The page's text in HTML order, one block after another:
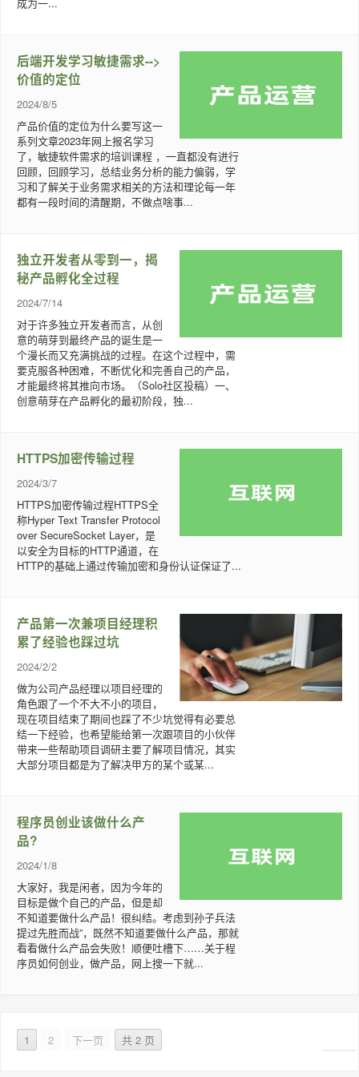
后端开发学习敏捷需求-->
价值的定位
2024/8/5
产品价值的定位为什么要写这一
系列文章2023年网上报名学习
了，敏捷软件需求的培训课程 ，一直都没有进行
回顾，回顾学习，总结业务分析的能力偏弱，学
习和了解关于业务需求相关的方法和理论每一年
都有一段时间的清醒期，不做点啥事...
独立开发者从零到一，揭
秘产品孵化全过程
2024/7/14
对于许多独立开发者而言，从创
意的萌芽到最终产品的诞生是一
个漫长而又充满挑战的过程。在这个过程中，需
要克服各种困难，不断优化和完善自己的产品，
才能最终将其推向市场。（Solo社区投稿）一、
创意萌芽在产品孵化的最初阶段，独...
HTTPS加密传输过程
2024/3/7
HTTPS加密传输过程HTTPS全
称Hyper Text Transfer Protocol
over SecureSocket Layer，是
以安全为目标的HTTP通道，在
HTTP的基础上通过传输加密和身份认证保证了...
产品第一次兼项目经理积
累了经验也踩过坑
2024/2/2
做为公司产品经理以项目经理的
角色跟了一个不大不小的项目，
现在项目结束了期间也踩了不少坑觉得有必要总
结一下经验，也希望能给第一次跟项目的小伙伴
带来一些帮助项目调研主要了解项目情况，其实
大部分项目都是为了解决甲方的某个或某...
程序员创业该做什么产
品?
2024/1/8
大家好，我是闲者，因为今年的
目标是做个自己的产品，但是却
不知道要做什么产品！很纠结。考虑到孙子兵法
提过先胜而战”，既然不知道要做什么产品，那就
看看做什么产品会失败！顺便吐槽下……关于程
序员如何创业，做产品，网上搜一下就...
1 2 下一页 共 2 页